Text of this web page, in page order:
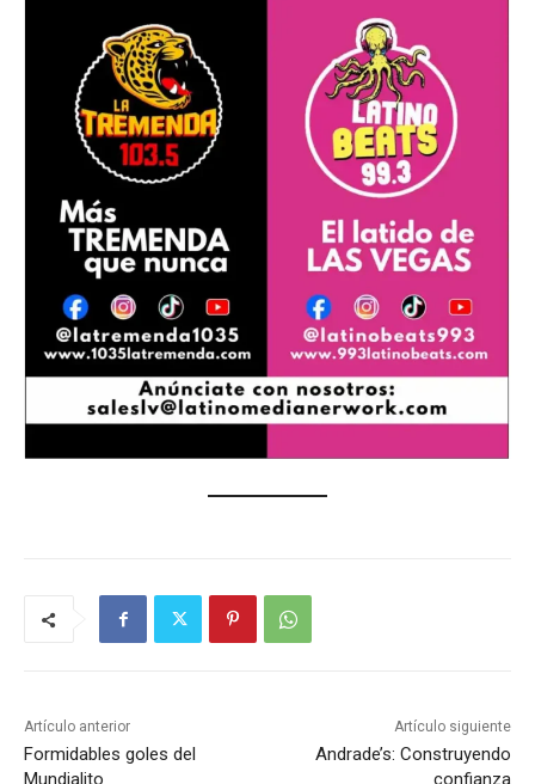
Artículo anterior
Formidables goles del
Mundialito
Artículo siguiente
Andrade’s: Construyendo
confianza